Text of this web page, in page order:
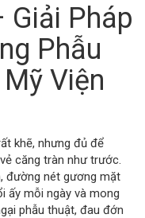
Giải Pháp
Phẫu
Viện
khẽ, nhưng đủ để
căng tràn như trước.
đường nét gương mặt
ấy mỗi ngày và mong
phẫu thuật, đau đớn